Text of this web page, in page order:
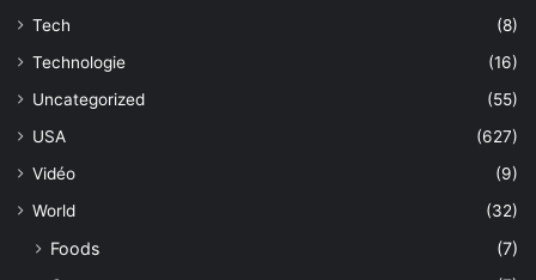
Tech
(8)
Technologie
(16)
Uncategorized
(55)
USA
(627)
Vidéo
(9)
World
(32)
Foods
(7)